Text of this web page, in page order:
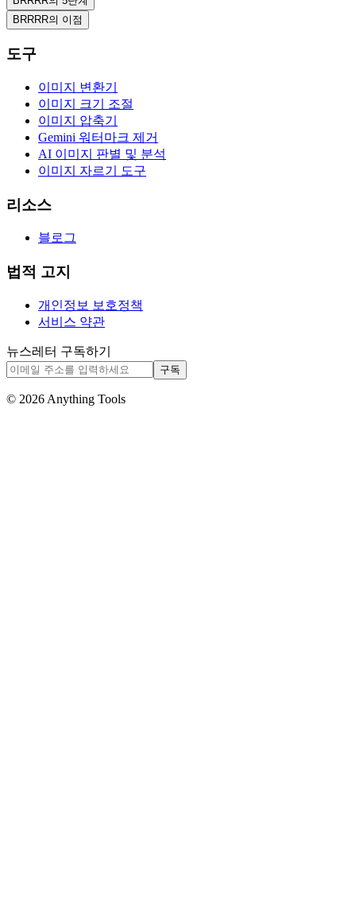
BRRRR의 이점
도구
이미지 변환기
이미지 크기 조절
이미지 압축기
Gemini 워터마크 제거
AI 이미지 판별 및 분석
이미지 자르기 도구
리소스
블로그
법적 고지
개인정보 보호정책
서비스 약관
뉴스레터 구독하기
구독
© 2026 Anything Tools